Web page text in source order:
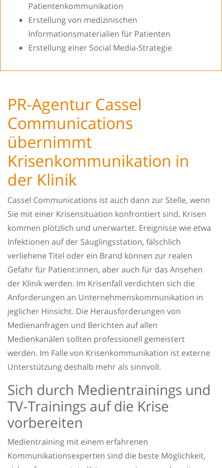
Patientenkommunikation
Erstellung von medizinischen
Informationsmaterialien für Patienten
Erstellung einer Social Media-Strategie
PR-Agentur Cassel
Communications
übernimmt
Krisenkommunikation in
der Klinik
Cassel Communications ist auch dann zur Stelle, wenn
Sie mit einer Krisensituation konfrontiert sind. Krisen
kommen plötzlich und unerwartet. Ereignisse wie etwa
Infektionen auf der Säuglingsstation, fälschlich
verliehene Titel oder ein Brand können zur realen
Gefahr für Patient:innen, aber auch für das Ansehen
der Klinik werden. Im Krisenfall verdichten sich die
Anforderungen an Unternehmenskommunikation in
jeglicher Hinsicht. Die Herausforderungen von
Medienanfragen und Berichten auf allen
Medienkanälen sollten professionell gemeistert
werden. Im Falle von Krisenkommunikation ist externe
Unterstützung deshalb mehr als sinnvoll.
Sich durch Medientrainings und
TV-Trainings auf die Krise
vorbereiten
Medientraining mit einem erfahrenen
Kommunikationsexperten sind die beste Möglichkeit,